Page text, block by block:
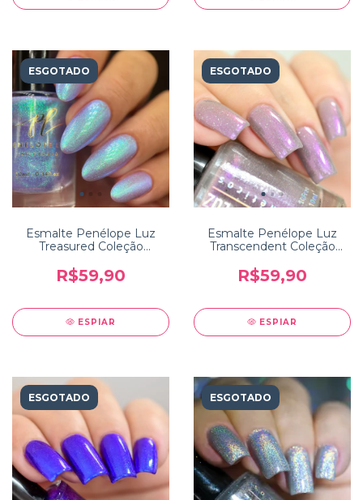
ESGOTADO
Esmalte Penélope Luz
Treasured Coleção
R$59,90
ESPIAR
ESGOTADO
Esmalte Penélope Luz
Transcendent Coleção
R$59,90
ESPIAR
ESGOTADO ESGOTADO